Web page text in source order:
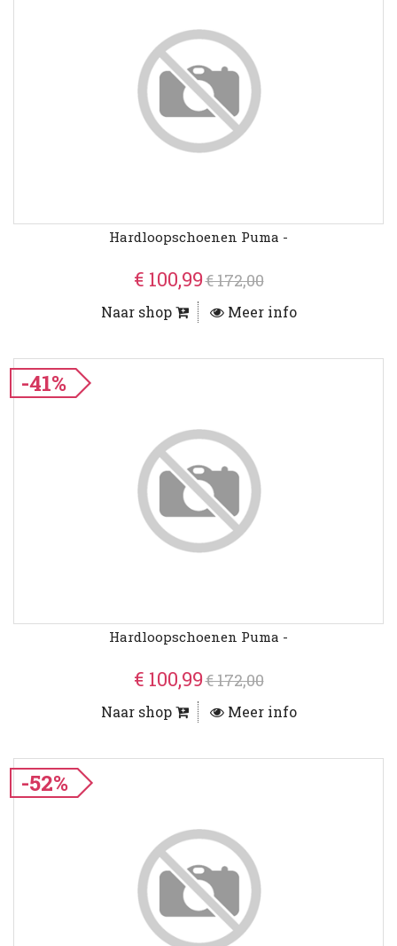
Hardloopschoenen Puma -
€ 100,99€ 172,00
Naar shop Meer info
-41%
Hardloopschoenen Puma -
€ 100,99€ 172,00
Naar shop Meer info
-52%